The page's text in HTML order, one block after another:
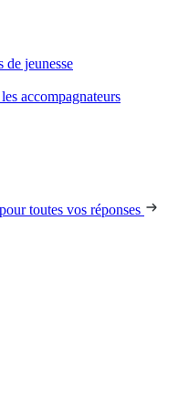
de jeunesse
accompagnateurs
toutes vos réponses